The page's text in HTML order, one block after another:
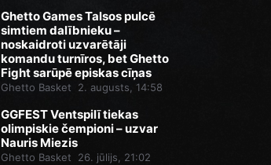
Ghetto Games Talsos pulcē
simtiem dalībnieku –
noskaidroti uzvarētāji
komandu turnīros, bet Ghetto
Fight sarūpē episkas cīņas
Ghetto Basket 2. augusts, 14:58
GGFEST Ventspilī tiekas
olimpiskie čempioni – uzvar
Nauris Miezis
Ghetto Basket 26. jūlijs, 21:02